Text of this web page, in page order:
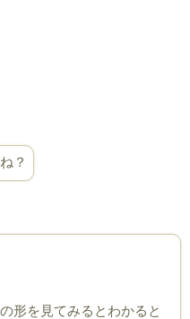
？
形を見てみるとわかると